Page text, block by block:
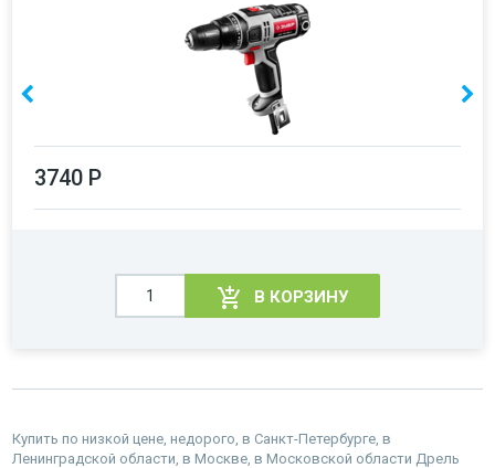
3740 Р
В КОРЗИНУ
Купить по низкой цене, недорого, в Санкт-Петербурге, в
Ленинградской области, в Москве, в Московской области Дрель